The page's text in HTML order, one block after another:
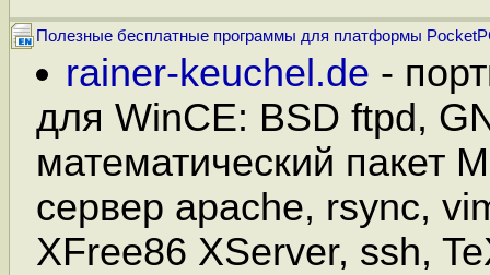
Полезные бесплатные программы для платформы
rainer-keuchel.de -
для WinCE: BSD ftpd,
математический пакет
сервер apache, rsync,
XFree86 XServer, ssh,